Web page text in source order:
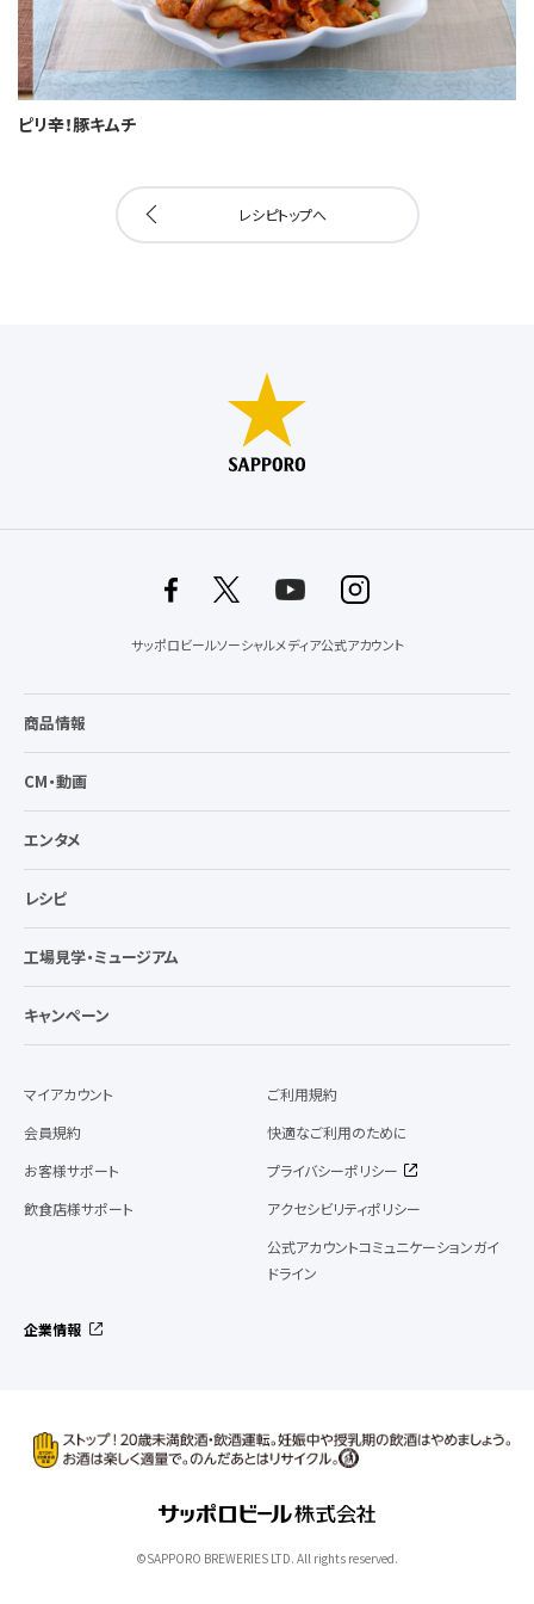
ピリ辛！豚キムチ
レシピトップへ
サッポロビールソーシャルメディア公式アカウント
商品情報
CM・動画
エンタメ
レシピ
工場見学・ミュージアム
キャンペーン
マイアカウント
会員規約
お客様サポート
飲食店様サポート
ご利用規約
快適なご利用のために
プライバシーポリシー
アクセシビリティポリシー
公式アカウントコミュニケーションガイ
ドライン
企業情報
©SAPPORO BREWERIES LTD. All rights reserved.